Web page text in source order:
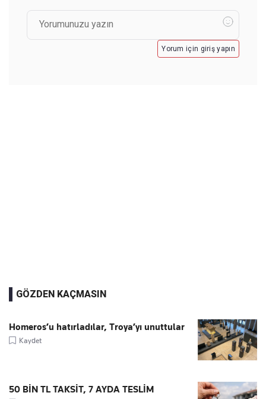
Yorum için giriş yapın
GÖZDEN KAÇMASIN
Homeros’u hatırladılar, Troya’yı unuttular
Kaydet
50 BİN TL TAKSİT, 7 AYDA TESLİM